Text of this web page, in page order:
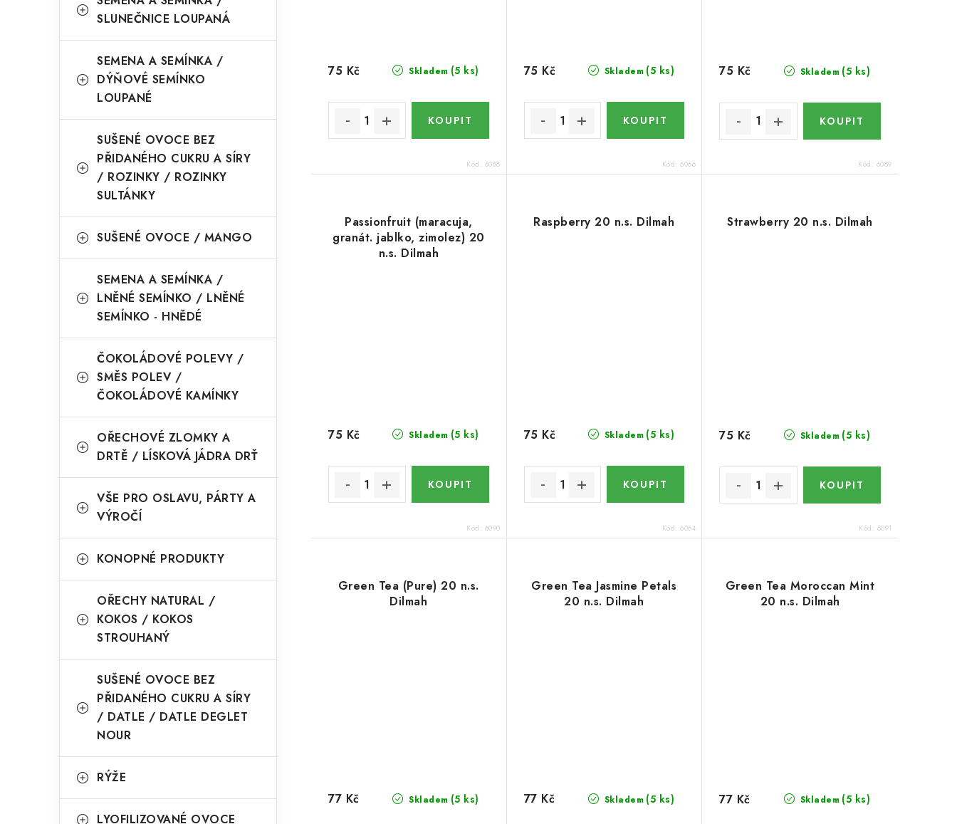
SLUNEČNICE LOUPANÁ
SEMENA A SEMÍNKA /
DÝŇOVÉ SEMÍNKO
LOUPANÉ
SUŠENÉ OVOCE BEZ
PŘIDANÉHO CUKRU A SÍRY
/ ROZINKY / ROZINKY
SULTÁNKY
SUŠENÉ OVOCE / MANGO
SEMENA A SEMÍNKA /
LNĚNÉ SEMÍNKO / LNĚNÉ
SEMÍNKO - HNĚDÉ
ČOKOLÁDOVÉ POLEVY /
SMĚS POLEV /
ČOKOLÁDOVÉ KAMÍNKY
OŘECHOVÉ ZLOMKY A
DRTĚ / LÍSKOVÁ JÁDRA DRŤ
VŠE PRO OSLAVU, PÁRTY A
VÝROČÍ
KONOPNÉ PRODUKTY
OŘECHY NATURAL /
KOKOS / KOKOS
STROUHANÝ
SUŠENÉ OVOCE BEZ
PŘIDANÉHO CUKRU A SÍRY
/ DATLE / DATLE DEGLET
NOUR
RÝŽE
LYOFILIZOVANÉ OVOCE
Skladem (5 ks)
75 Kč
Kód: 6088
Skladem (5 ks)
75 Kč
Kód:6066
Skladem (5 ks)
75 Kč
Kód: 6089
Passionfruit (maracuja,
granát. jablko, zimolez) 20
n.s. Dilmah
Skladem (5 ks)
75 Kč
Kód: 6090
Raspberry 20 n.s. Dilmah
Skladem (5 ks)
75 Kč
Kód:6064
Strawberry 20 n.s. Dilmah
Skladem (5 ks)
75 Kč
Kód: 6091
Green Tea (Pure) 20 n.s.
Dilmah
Skladem (5 ks)
77 Kč
Green Tea Jasmine Petals
20 n.s. Dilmah
Skladem (5 ks)
77 Kč
Green Tea Moroccan Mint
20 n.s. Dilmah
Skladem (5 ks)
77 Kč